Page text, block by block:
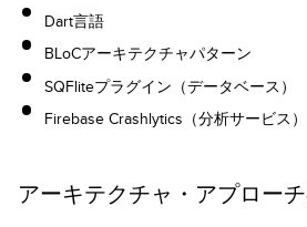
Dart言語
BLoCアーキテクチャパターン
SQFliteプラグイン（データベース）
Firebase Crashlytics（分析サービス）
アーキテクチャ・アプロー